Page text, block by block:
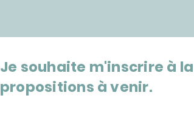
Je souhaite m'inscrire à
propositions à venir.